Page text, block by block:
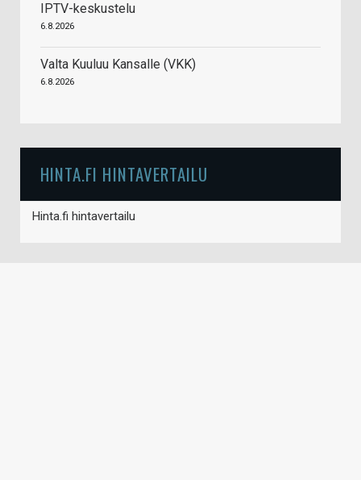
IPTV-keskustelu
6.8.2026
Valta Kuuluu Kansalle (VKK)
6.8.2026
HINTA.FI HINTAVERTAILU
Hinta.fi hintavertailu